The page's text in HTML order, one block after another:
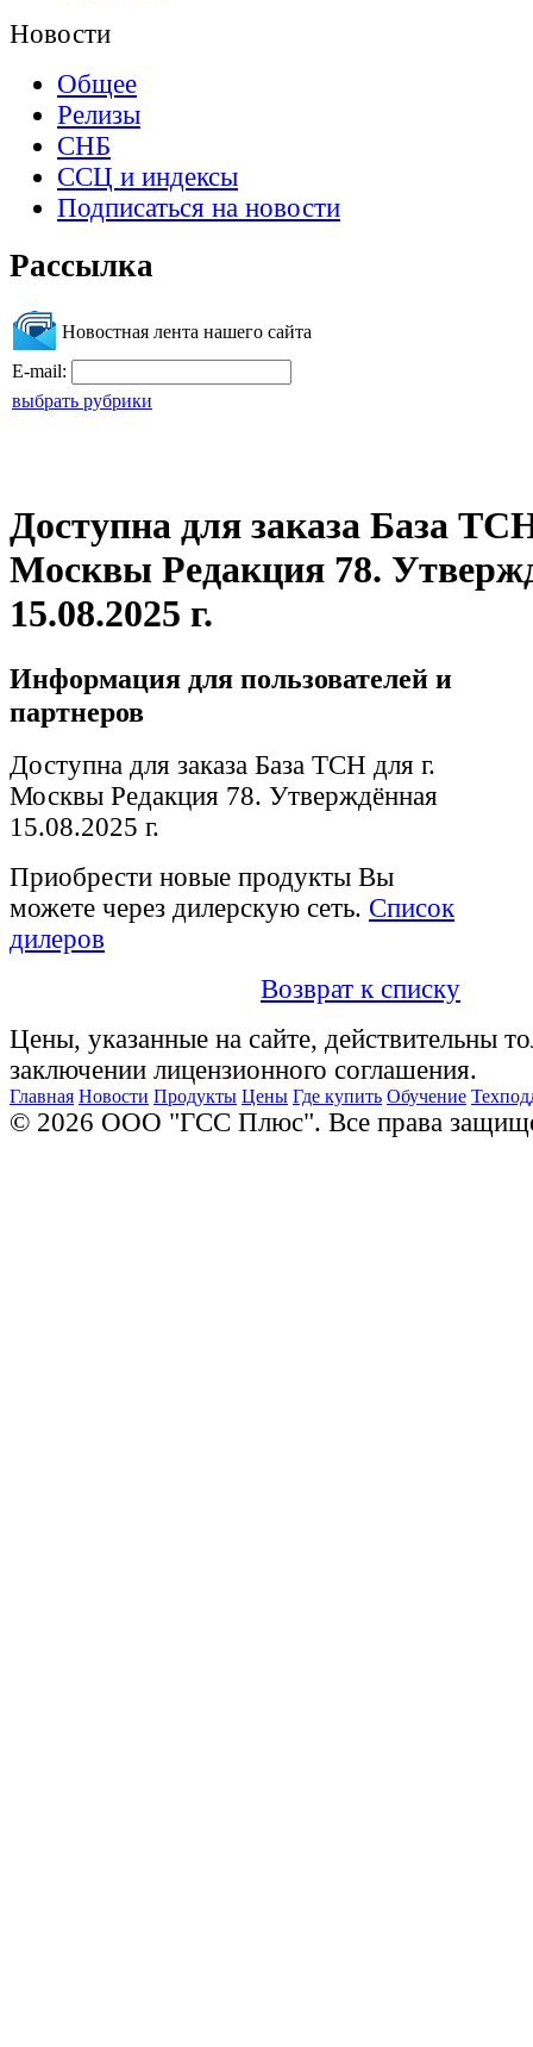
Новости
Общее
Релизы
СНБ
ССЦ и индексы
Подписаться на новости
Рассылка
Новостная лента нашего сайта
E-mail:
выбрать рубрики
Доступна для заказа База
Москвы Редакция 78.
15.08.2025 г.
Информация для пользователей и
партнеров
Доступна для заказа База ТСН для г.
Москвы Редакция 78. Утверждённая
15.08.2025 г.
Приобрести новые продукты Вы
можете через дилерскую сеть. Список
дилеров
Возврат к списку
Цены, указанные на сайте, действительны
заключении лицензионного соглашения.
Главная Новости Продукты Цены Где купить Обучение
© 2026 ООО "ГСС Плюс". Все права